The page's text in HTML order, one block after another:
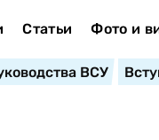
Статьи Фото и
ВСУ